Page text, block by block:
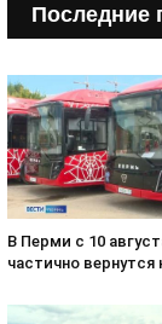
Последние
В Перми с 10
частично вернутся